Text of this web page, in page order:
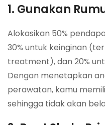
1. Gunakan
Alokasikan 50%
30% untuk keinginan
treatment), dan 20%
Dengan menetapkan
perawatan, kamu
sehingga tidak akan